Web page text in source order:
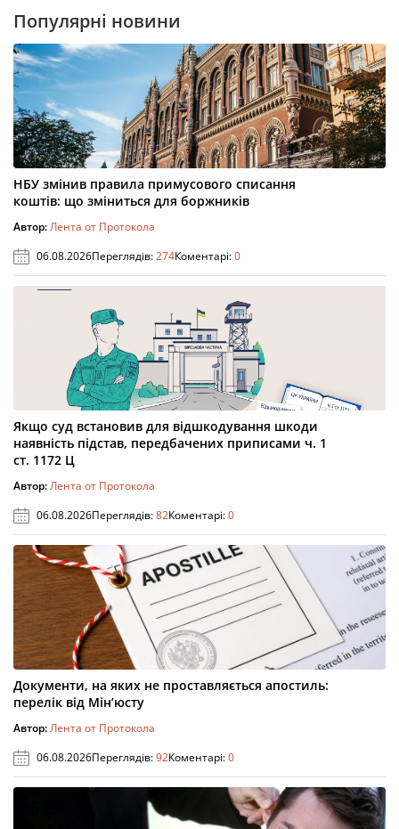
Популярні новини
НБУ змінив правила примусового списання
коштів: що зміниться для боржників
Автор:Лента от Протокола
06.08.2026Переглядів:274Коментарі:0
Якщо суд встановив для відшкодування шкоди
наявність підстав, передбачених приписами ч. 1
ст. 1172 Ц
Автор:Лента от Протокола
06.08.2026Переглядів:82Коментарі:0
Документи, на яких не проставляється апостиль:
перелік від Мін’юсту
Автор:Лента от Протокола
06.08.2026Переглядів:92Коментарі:0